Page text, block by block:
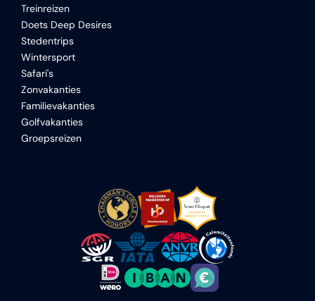
Treinreizen
Doets Deep Desires
Stedentrips
Wintersport
Safari's
Zonvakanties
Familievakanties
Golfvakanties
Groepsreizen